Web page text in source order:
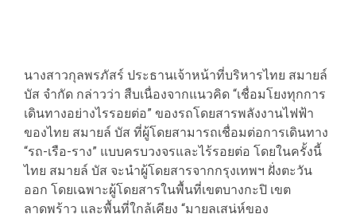
​นางสาวกุลพรภัสร์ ประธานเจ้าหน้าที่บริหารไทย สมายล์
บัส จำกัด กล่าวว่า สืบเนื่องจากแนวคิด “เชื่อมโยงทุกการ
เดินทางอย่างไรรอยต่อ” ของรถโดยสารพลังงานไฟฟ้า
ของไทย สมายล์ บัส ที่ผู้โดยสามารถเชื่อมต่อการเดินทาง
“รถ-เรือ-ราง” แบบครบวงจรและไร้รอยต่อ โดยในครั้งนี้
ไทย สมายล์ บัส จะนำผู้โดยสารจากกรุงเทพฯ ฝั่งตะวัน
ออก โดยเฉพาะผู้โดยสารในพื้นที่เขตบางกะปิ เขต
ลาดพร้าว และพื้นที่ใกล้เคียง “มายลเสน่ห์ของ